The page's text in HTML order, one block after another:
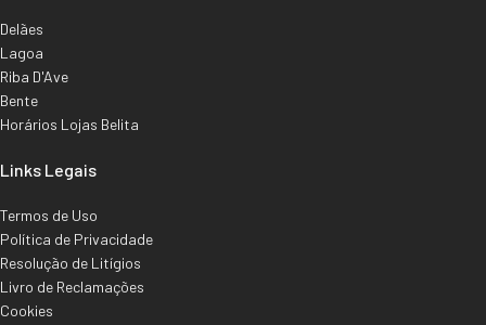
Delães
Lagoa
Riba D'Ave
Bente
Horários Lojas Belita
Links Legais
Termos de Uso
Política de Privacidade
Resolução de Litígios
Livro de Reclamações
Cookies